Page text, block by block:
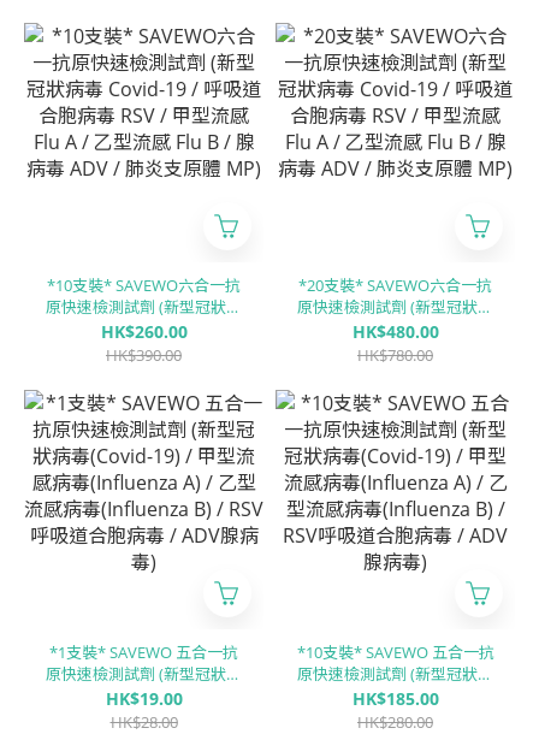
支原體 MP/副流感 PIV 1/3型/
副流感PIV 2型/肺炎衣原體
CP)
肺炎支原體 MP)
*10支裝* SAVEWO六合一抗
原快速檢測試劑 (新型冠狀病
毒 Covid-19 / 呼吸道合胞病
毒 RSV / 甲型流感 Flu A / ⼄
肺炎支原體 MP)
HK$260.00
HK$390.00
*20支裝* SAVEWO六合一抗
原快速檢測試劑 (新型冠狀病
毒 Covid-19 / 呼吸道合胞病
毒 RSV / 甲型流感 Flu A / ⼄
肺炎支原體 MP)
HK$480.00
HK$780.00
*1支裝* SAVEWO 五合一抗
原快速檢測試劑 (新型冠狀病
毒(Covid-19) / 甲型流感病毒
(Influenza A) / 乙型流感病毒
HK$19.00
HK$28.00
*10支裝* SAVEWO 五合一抗
原快速檢測試劑 (新型冠狀病
毒(Covid-19) / 甲型流感病毒
(Influenza A) / 乙型流感病毒
HK$185.00
HK$280.00